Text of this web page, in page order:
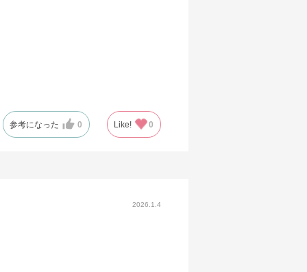
参考になった 0 Like! 0
2026.1.4